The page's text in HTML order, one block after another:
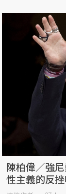
陳柏偉／強
性主義的反挫